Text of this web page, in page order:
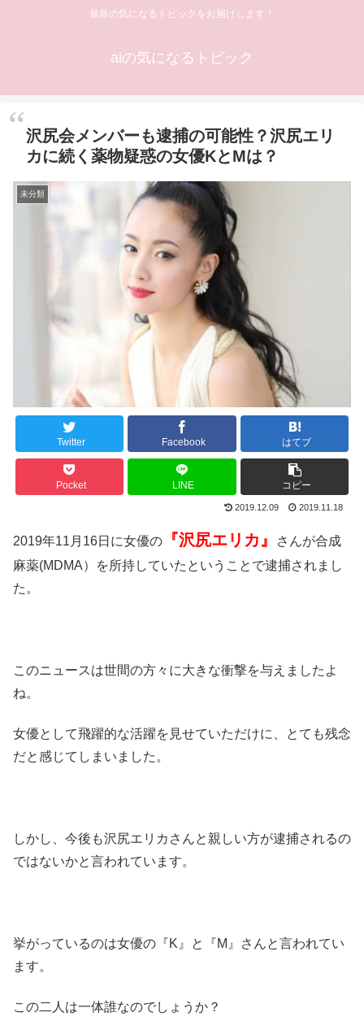
最新の気になるトピックをお届けします！
aiの気になるトピック
沢尻会メンバーも逮捕の可能性？沢尻エリ
カに続く薬物疑惑の女優KとMは？
未分類
Twitter Facebook はてブ
Pocket LINE コピー
2019.12.09 2019.11.18
2019年11月16日に女優の 『沢尻エリカ』 さんが合成
麻薬(MDMA）を所持していたということで逮捕されまし
た。
このニュースは世間の方々に大きな衝撃を与えましたよ
ね。
女優として飛躍的な活躍を見せていただけに、とても残念
だと感じてしまいました。
しかし、今後も沢尻エリカさんと親しい方が逮捕されるの
ではないかと言われています。
挙がっているのは女優の『K』と『M』さんと言われてい
ます。
この二人は一体誰なのでしょうか？